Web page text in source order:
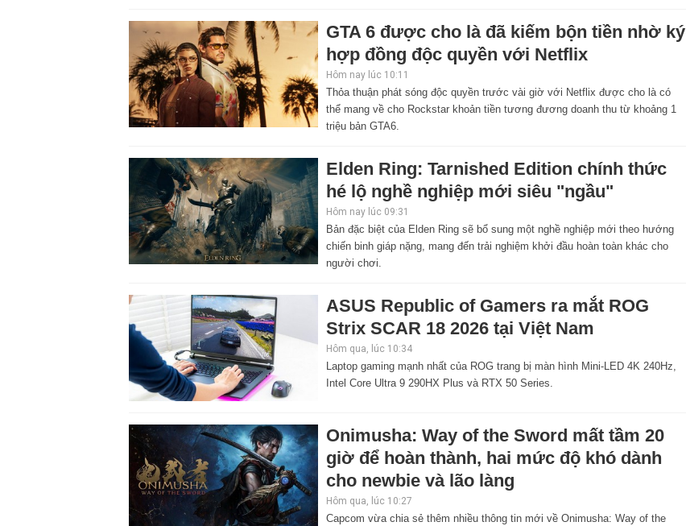
GTA 6 được cho là đã kiếm bộn tiền nhờ ký
hợp đồng độc quyền với Netflix
Hôm nay lúc 10:11
Thỏa thuận phát sóng độc quyền trước vài giờ với Netflix được cho là có
thể mang về cho Rockstar khoản tiền tương đương doanh thu từ khoảng 1
triệu bản GTA6.
Elden Ring: Tarnished Edition chính thức
hé lộ nghề nghiệp mới siêu "ngầu"
Hôm nay lúc 09:31
Bản đặc biệt của Elden Ring sẽ bổ sung một nghề nghiệp mới theo hướng
chiến binh giáp nặng, mang đến trải nghiệm khởi đầu hoàn toàn khác cho
người chơi.
ASUS Republic of Gamers ra mắt ROG
Strix SCAR 18 2026 tại Việt Nam
Hôm qua, lúc 10:34
Laptop gaming mạnh nhất của ROG trang bị màn hình Mini-LED 4K 240Hz,
Intel Core Ultra 9 290HX Plus và RTX 50 Series.
Onimusha: Way of the Sword mất tầm 20
giờ để hoàn thành, hai mức độ khó dành
cho newbie và lão làng
Hôm qua, lúc 10:27
Capcom vừa chia sẻ thêm nhiều thông tin mới về Onimusha: Way of the